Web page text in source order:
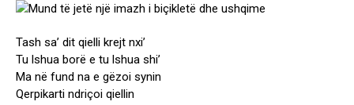
Tash sa’ dit qielli krejt nxi’
Tu lshua borë e tu lshua shi’
Ma në fund na e gëzoi synin
Qerpikarti ndriçoi qiellin